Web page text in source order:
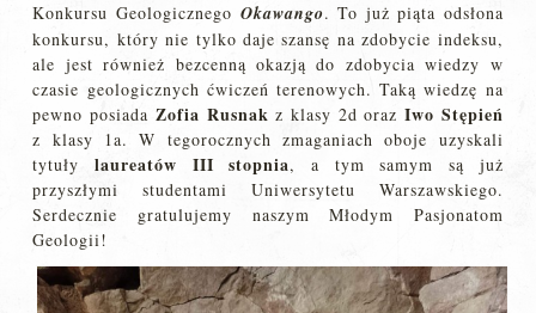
Konkursu Geologicznego Okawango. To już piąta odsłona
konkursu, który nie tylko daje szansę na zdobycie indeksu,
ale jest również bezcenną okazją do zdobycia wiedzy w
czasie geologicznych ćwiczeń terenowych. Taką wiedzę na
pewno posiada Zofia Rusnak z klasy 2d oraz Iwo Stępień
z klasy 1a. W tegorocznych zmaganiach oboje uzyskali
tytułylaureatów III stopnia, a tym samym są już
przyszłymi studentami Uniwersytetu Warszawskiego.
Serdecznie gratulujemy naszym Młodym Pasjonatom
Geologii!